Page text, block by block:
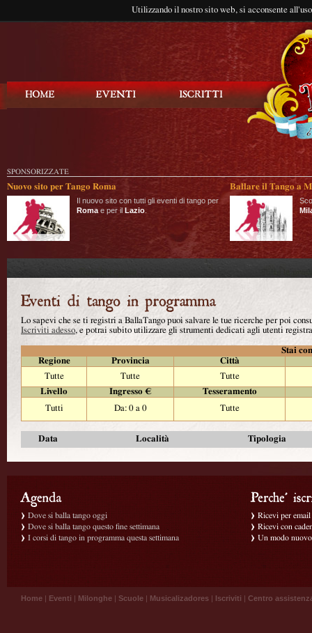
Utilizzando il nostro sito web, si acconsente
SPONSORIZZATE
Nuovo sito per Tango Roma
Il nuovo sito con tutti gli eventi di tango per
Roma e per il Lazio
Ballare il Tango a
Lo sapevi che se ti registri a BallaTango puoi salvare le tue ricerche per poi
Iscriviti adesso, e potrai subito utilizzare gli strumenti dedicati agli utenti
Stai
Regione
Provincia
Città
Tutte
Tutte
Tutte
Livello
Ingresso €
Tesseramento
Tutti
Da: 0 a 0 Tutte
Data Località Tipologia
Dove si balla tango oggi
Dove si balla tango questo fine settimana
I corsi di tango in programma questa settimana
Ricevi per
Ricevi con
Un modo
Home | Eventi | Milonghe | Scuole | Musicalizadores | Iscriviti | Centro